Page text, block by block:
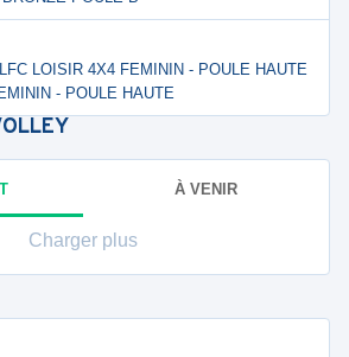
LOISIR 4X4 FEMININ - POULE HAUTE
- POULE HAUTE
À VENIR
Charger plus